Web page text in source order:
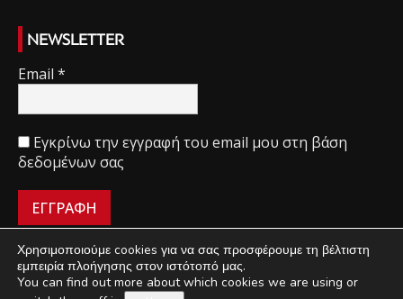
NEWSLETTER
Email *
Εγκρίνω την εγγραφή του email μου στη βάση
δεδομένων σας
ΠΟΙΟΙ ΕΙΜΑΣΤΕ ΟΡΟΙ ΧΡΗΣΗΣ ΔΙΑΧΕΙΡΙΣΗ ΑΠΟΡΡΗΤΟΥ
Χρησιμοποιούμε cookies για να σας προσφέρουμε τη βέλτιστη
εμπειρία πλοήγησης στον ιστότοπό μας.
You can find out more about which cookies we are using or